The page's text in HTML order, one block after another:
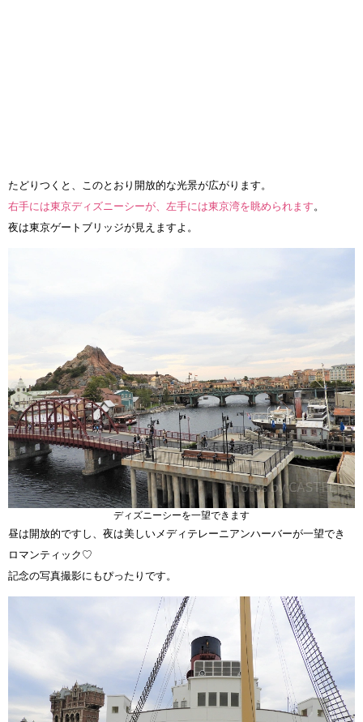
たどりつくと、このとおり開放的な光景が広がります。
右手には東京ディズニーシーが、左手には東京湾を眺められます 。
夜は東京ゲートブリッジが見えますよ。
ディズニーシーを一望できます
昼は開放的ですし、夜は美しいメディテレーニアンハーバーが一望でき
ロマンティック♡
記念の写真撮影にもぴったりです。